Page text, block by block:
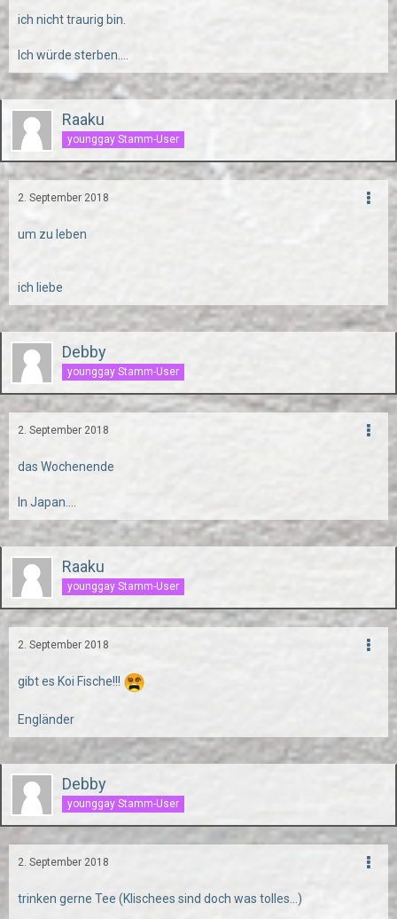
ich nicht traurig bin.
Ich würde sterben....
Raaku
younggay Stamm-User
2. September 2018
um zu leben
ich liebe
Debby
younggay Stamm-User
2. September 2018
das Wochenende
In Japan....
Raaku
younggay Stamm-User
2. September 2018
gibt es Koi Fische!!!
Engländer
Debby
younggay Stamm-User
2. September 2018
trinken gerne Tee (Klischees sind doch was tolles...)